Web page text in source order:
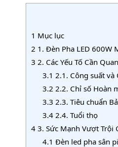
1 Mục lục
2 1. Đèn Pha LED 600W
3 2. Các Yếu Tố Cần
3.1 2.1. Công suất
3.2 2.2. Chỉ số Hoàn
3.3 2.3. Tiêu chuẩn
3.42.4. Tuổi thọ
4 3. Sức Mạnh Vượt Trội
4.1 Đèn led pha sân